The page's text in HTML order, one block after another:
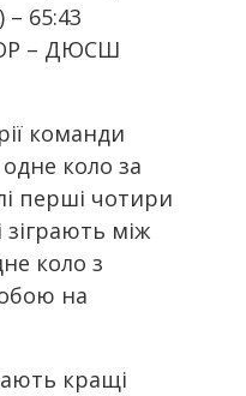
65:43
– ДЮСШ
команди
коло за
перші чотири
між
коло з
на
кращі